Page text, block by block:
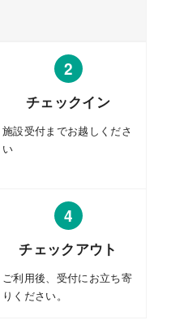
2
チェックイン
施設受付までお越しくださ
い
4
チェックアウト
ご利用後、受付にお立ち寄
りください。